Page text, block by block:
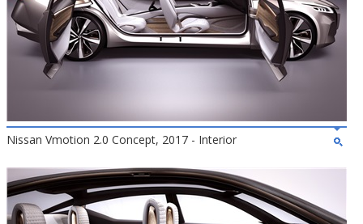
Nissan Vmotion 2.0 Concept, 2017 - Interior